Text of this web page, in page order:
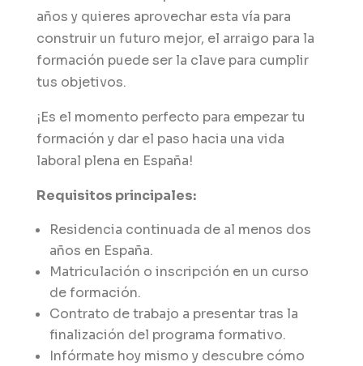
años y quieres aprovechar esta vía para
construir un futuro mejor, el arraigo para la
formación puede ser la clave para cumplir
tus objetivos.
¡Es el momento perfecto para empezar tu
formación y dar el paso hacia una vida
laboral plena en España!
Requisitos principales:
Residencia continuada de al menos dos
años en España.
Matriculación o inscripción en un curso
de formación.
Contrato de trabajo a presentar tras la
finalización del programa formativo.
Infórmate hoy mismo y descubre cómo